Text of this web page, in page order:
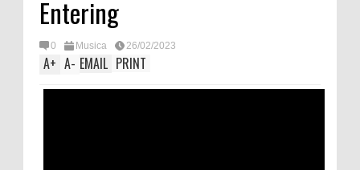
Entering
0 Musica 26/02/2023
A+ A- EMAIL PRINT